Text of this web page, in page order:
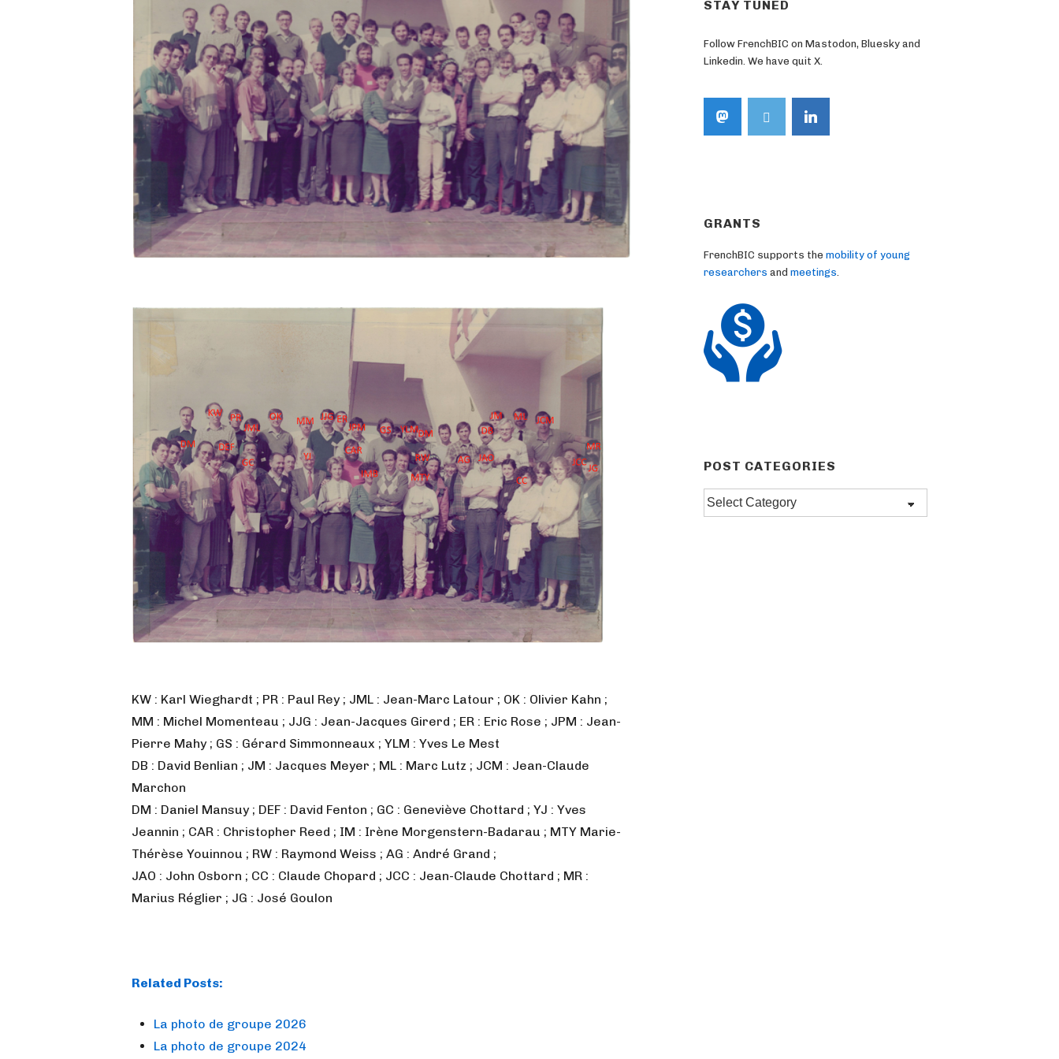
KW : Karl Wieghardt ; PR : Paul Rey ; JML : Jean-Marc Latour ; OK : Olivier Kahn ;
MM : Michel Momenteau ; JJG : Jean-Jacques Girerd ; ER : Eric Rose ; JPM : Jean-
Pierre Mahy ; GS : Gérard Simmonneaux ; YLM : Yves Le Mest
DB : David Benlian ; JM : Jacques Meyer ; ML : Marc Lutz ; JCM : Jean-Claude
Marchon
DM : Daniel Mansuy ; DEF : David Fenton ; GC : Geneviève Chottard ; YJ : Yves
Jeannin ; CAR : Christopher Reed ; IM : Irène Morgenstern-Badarau ; MTY Marie-
Thérèse Youinnou ; RW : Raymond Weiss ; AG : André Grand ;
JAO : John Osborn ; CC : Claude Chopard ; JCC : Jean-Claude Chottard ; MR :
Marius Réglier ; JG : José Goulon
Related Posts:
La photo de groupe 2026
La photo de groupe 2024
STAY TUNED
Follow FrenchBIC on Mastodon, Bluesky and
Linkedin. We have quit X.
GRANTS
FrenchBIC supports the mobility of young
researchers and meetings
POST CATEGORIES
Post
categories